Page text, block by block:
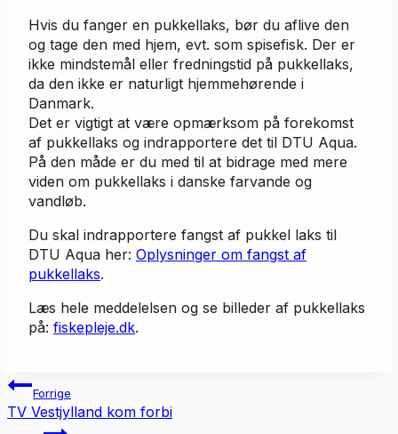
Hvis du fanger en pukkellaks, bør du aflive den
og tage den med hjem, evt. som spisefisk. Der er
ikke mindstemål eller fredningstid på pukkellaks,
da den ikke er naturligt hjemmehørende i
Danmark.
Det er vigtigt at være opmærksom på forekomst
af pukkellaks og indrapportere det til DTU Aqua.
På den måde er du med til at bidrage med mere
viden om pukkellaks i danske farvande og
vandløb.
Du skal indrapportere fangst af pukkel laks til
DTU Aqua her: Oplysninger om fangst af
pukkellaks.
Læs hele meddelelsen og se billeder af pukkellaks
på: fiskepleje.dk.
Indlægsnavigation
Forrige
TV Vestjylland kom forbi